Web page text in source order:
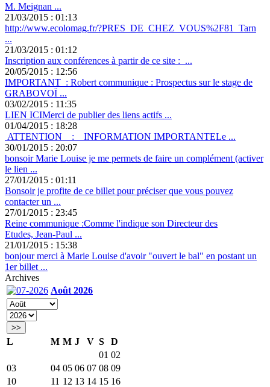
M. Meignan ...
21/03/2015 : 01:13
http://www.ecolomag.fr/?PRES_DE_CHEZ_VOUS%2F81_Tarn
...
21/03/2015 : 01:12
Inscription aux conférences à partir de ce site : ...
20/05/2015 : 12:56
IMPORTANT : Robert communique : Prospectus sur le stage de
GRABOVOÏ ...
03/02/2015 : 11:35
LIEN ICIMerci de publier des liens actifs ...
01/04/2015 : 18:28
ATTENTION : INFORMATION IMPORTANTELe ...
30/01/2015 : 20:07
bonsoir Marie Louise je me permets de faire un complément (activer
le lien ...
27/01/2015 : 01:11
Bonsoir je profite de ce billet pour préciser que vous pouvez
contacter un ...
27/01/2015 : 23:45
Reine communique :Comme l'indique son Directeur des
Etudes, Jean-Paul ...
21/01/2015 : 15:38
bonjour merci à Marie Louise d'avoir "ouvert le bal" en postant un
1er billet ...
Archives
Août 2026
>>
L M M J V S
D
01 02
03
04 05 06 07 08 09
10
11 12 13 14 15 16